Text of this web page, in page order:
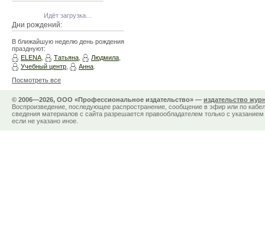
Идёт загрузка…
Дни рождений:
В ближайшую неделю день рождения
празднуют:
ELENA
Татьяна Людмила
Учебный центр
Анна
Посмотреть все
© 2006—2026, ООО «Профессиональное издательство» — издательство
Воспроизведение, последующее распространение, сообщение в эфир или по
сведения материалов с сайта разрешается правообладателем только с
если не указано иное.